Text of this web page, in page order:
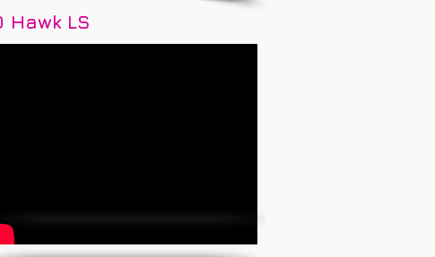
Hawk LS